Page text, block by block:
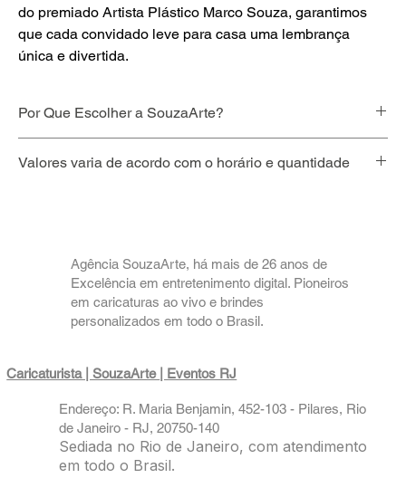
do premiado Artista Plástico Marco Souza, garantimos
que cada convidado leve para casa uma lembrança
única e divertida.
Por Que Escolher a SouzaArte?
desenho digital em eventos no Rio de Janeiro, a SouzaArte é
fotográfico, garantindo cores vibrantes e durabilidade.
Dimensões: As caricaturas são impressas no formato
padrão de 13 cm x 18 cm.
Equipamento Completo: Levamos toda a estrutura
inclusos no pacote.
digital com impressão em tempo real no Rio de Janeiro.
Equipe Especializada: Contamos com um time de
caricaturistas altamente experiente e uniformizado
desde o ano 2000, pronto para atender seus
Valores varia de acordo com o horário e quantidade
variam conforme a quantidade de horas e o número de
caricaturas, entre em contato conosco!
Clique aqui e nos chame no WhatsApp!
Agência SouzaArte, há mais de 26 anos de
Excelência em entretenimento digital. Pioneiros
em caricaturas ao vivo e brindes
personalizados em todo o Brasil.
Caricaturista | SouzaArte | Eventos RJ
Endereço: R. Maria Benjamin, 452-103 - Pilares, Rio
de Janeiro - RJ, 20750-140
Sediada no Rio de Janeiro, com atendimento
em todo o Brasil.